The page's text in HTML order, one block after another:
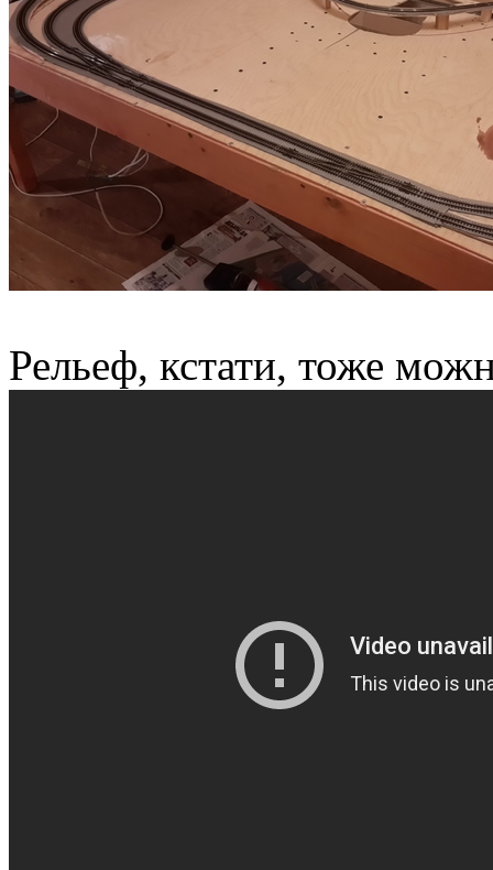
Рельеф, кстати, тоже